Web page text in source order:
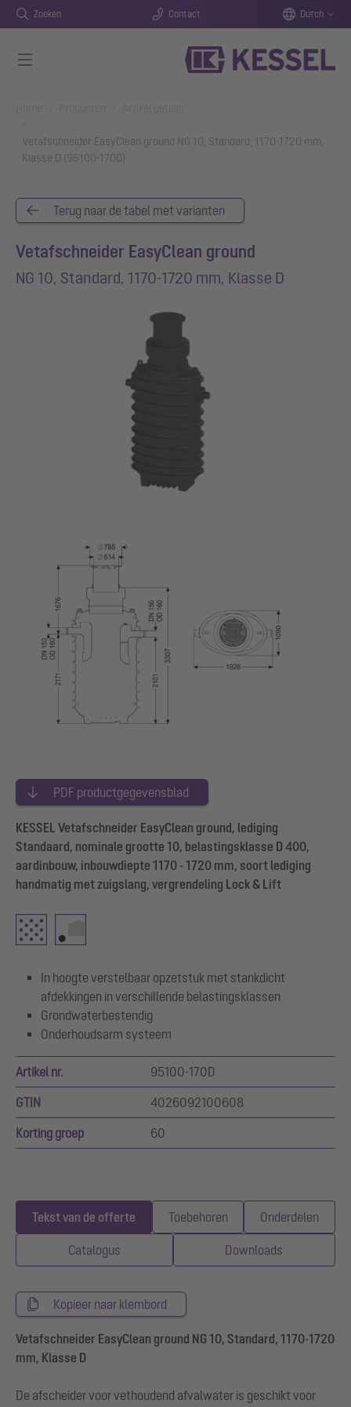
Zoeken Contact Dutch
Vetafschneider EasyClean ground NG 10, Standard, 1170-1720 mm,
Klasse D (95100-170D)
Terug naar de tabel met varianten
Vetafschneider EasyClean ground
NG 10, Standard, 1170-1720 mm, Klasse D
PDF productgegevensblad
KESSEL Vetafschneider EasyClean ground, lediging
Standaard, nominale grootte 10, belastingsklasse D 400,
aardinbouw, inbouwdiepte 1170 - 1720 mm, soort lediging
handmatig met zuigslang, vergrendeling Lock & Lift
In hoogte verstelbaar opzetstuk met stankdicht
afdekkingen in verschillende belastingsklassen
Grondwaterbestendig
Onderhoudsarm systeem
Artikel nr. 95100-170D
GTIN 4026092100608
Korting groep 60
Tekst van de offerte Toebehoren Onderdelen
Catalogus Downloads
Kopieer naar klembord
Vetafschneider EasyClean ground NG 10, Standard, 1170-1720
mm, Klasse D
De afscheider voor vethoudend afvalwater is geschikt voor